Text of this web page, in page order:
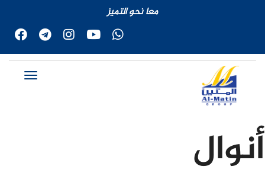
معا نحو التميز
أنوال